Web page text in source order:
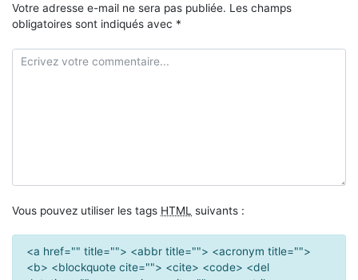
Votre adresse e-mail ne sera pas publiée. Les champs
obligatoires sont indiqués avec *
Vous pouvez utiliser les tags HTML suivants :
<a href="" title=""> <abbr title=""> <acronym title="">
<b> <blockquote cite=""> <cite> <code> <del